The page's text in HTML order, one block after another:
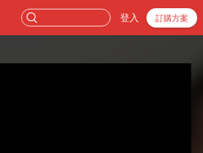
登入 訂購方案